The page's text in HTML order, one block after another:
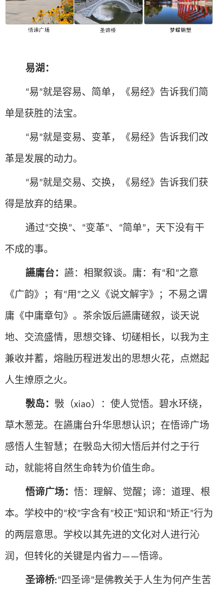
易湖：
“易”就是容易、简单，《易经》告诉我们简
单是获胜的法宝。
“易”就是变易、变革，《易经》告诉我们改
革是发展的动力。
“易”就是交易、交换，《易经》告诉我们获
得是放弃的结果。
通过“交换”、 “变革”、 “简单” ，天下没有干
不成的事。
讌庸台： 讌：相聚叙谈。庸：有“和”之意
《广韵》；有“用 ”之义《说文解字》；不易之谓
庸《中庸章句》。茶余饭后讌庸磋叙，谈天说
地、交流盛情，思想交锋、切磋相长，以我为主
兼收并蓄，熔融历程迸发出的思想火花，点燃起
人生燎原之火。
斅岛： 斅（xiao）：使人觉悟。碧水环绕，
草木葱茏。在讌庸台升华思想认识；在悟谛广场
感悟人生智慧；在斅岛大彻大悟后并付之于行
动，就能将自然生命转为价值生命。
悟谛广场： 悟：理解、觉醒；谛：道理、根
本。学校中的“校”字含有”校正”知识和 “矫正”行为
的两层意思。学校以其先进的文化对人进行沁
润，但转化的关键是内省力——悟谛。
圣谛桥:“ 四圣谛”是佛教关于人生为何产生苦